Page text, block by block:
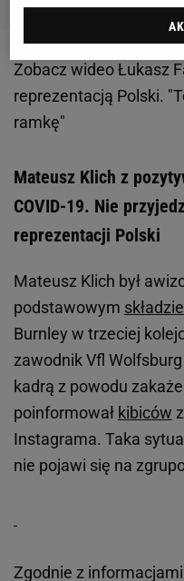
Zobacz wideoŁukasz
reprezentacją Polski.
ramkę"
Mateusz Klich z
COVID-19. Nie
reprezentacji Polski
Mateusz Klich był
podstawowym składzie
Burnley w trzeciej
zawodnik Vfl
kadrą z powodu
poinformował kibiców
Instagrama. Taka
nie pojawi się na
Zgodnie z